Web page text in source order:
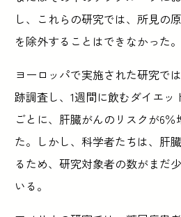
し、これらの研究では、所見の
を除外することはできなかった。
ヨーロッパで実施された研究で
跡調査し、1週間に飲むダイエッ
ごとに、肝臓がんのリスクが6
た。しかし、科学者たちは、肝
るため、研究対象者の数がまだ
いる。